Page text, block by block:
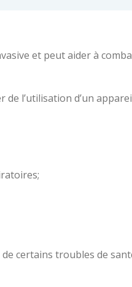
et peut aider à
l’utilisation d’un
de certains troubles de